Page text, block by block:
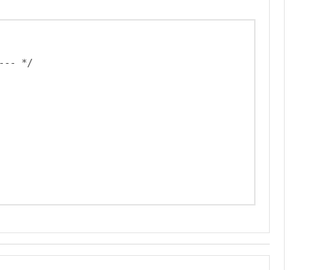
    /* ---Schaltfläche: Antworten,Junk,Drucken,Löschen,Adressbuch--- */